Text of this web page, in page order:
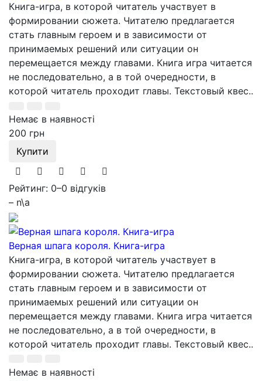
Книга-игра, в которой читатель участвует в
формировании сюжета. Читателю предлагается
стать главным героем и в зависимости от
принимаемых решений или ситуации он
перемещается между главами. Книга игра читается
не последовательно, а в той очередности, в
которой читатель проходит главы. Текстовый квес..
Немає в наявності
200 грн
Купити
Рейтинг: 0–0 відгуків
– n\a
Верная шпага короля. Книга-игра
Книга-игра, в которой читатель участвует в
формировании сюжета. Читателю предлагается
стать главным героем и в зависимости от
принимаемых решений или ситуации он
перемещается между главами. Книга игра читается
не последовательно, а в той очередности, в
которой читатель проходит главы. Текстовый квес..
Немає в наявності